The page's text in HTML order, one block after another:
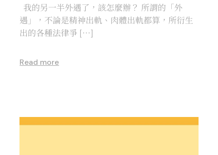
我的另一半外遇了，該怎麼辦？ 所謂的「外
遇」，不論是精神出軌、肉體出軌都算，所衍生
出的各種法律爭 […]
Read more